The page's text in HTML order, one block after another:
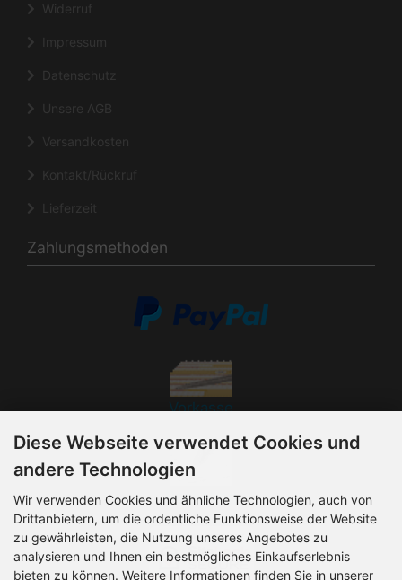
Widerruf
Impressum
Datenschutz
Unsere AGB
Versandkosten
Kontakt/Rückruf
Lieferzeit
Zahlungsmethoden
Vorkasse
Rechnung
Diese Webseite verwendet Cookies und
andere Technologien
Wir verwenden Cookies und ähnliche Technologien, auch von
Drittanbietern, um die ordentliche Funktionsweise der Website
zu gewährleisten, die Nutzung unseres Angebotes zu
analysieren und Ihnen ein bestmögliches Einkaufserlebnis
bieten zu können. Weitere Informationen finden Sie in unserer